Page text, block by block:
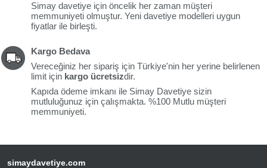
Simay davetiye için öncelik her zaman müşteri
memmuniyeti olmuştur. Yeni davetiye modelleri uygun
fiyatlar ile birleşti.
Kargo Bedava
Vereceğiniz her sipariş için Türkiye'nin her yerine belirlenen
limit için kargo ücretsizdir.
Kapıda ödeme imkanı ile Simay Davetiye sizin
mutluluğunuz için çalışmakta. %100 Mutlu müşteri
memmuniyeti.
simaydavetiye.com